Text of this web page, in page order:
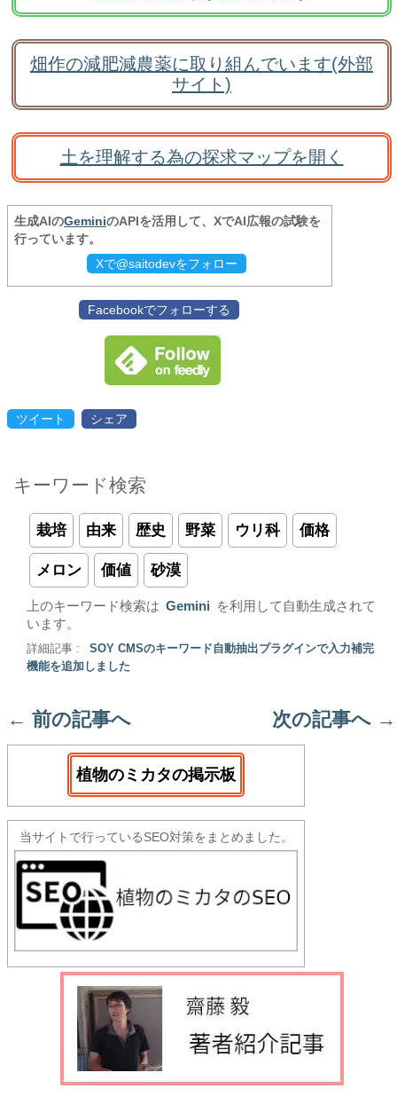
畑作の減肥減農薬に取り組んでいます(外部
サイト)
土を理解する為の探求マップを開く
生成AIのGeminiのAPIを活用して、XでAI広報の試験を
行っています。
Xで@saitodevをフォロー
Facebookでフォローする
ツイート シェア
キーワード検索
栽培 由来 歴史 野菜 ウリ科 価格
メロン 価値 砂漠
上のキーワード検索は Gemini
を利用して自動生成されて
います。
詳細記事 :
SOY CMSのキーワード自動抽出プラグインで入力補完
機能を追加しました
← 前の記事へ 次の記事へ →
植物のミカタの掲示板
当サイトで行っているSEO対策をまとめました。